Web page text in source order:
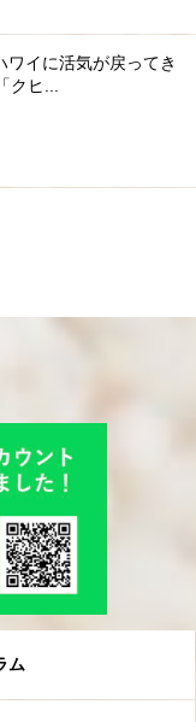
ワイに活気が戻ってき
クヒ...
ム